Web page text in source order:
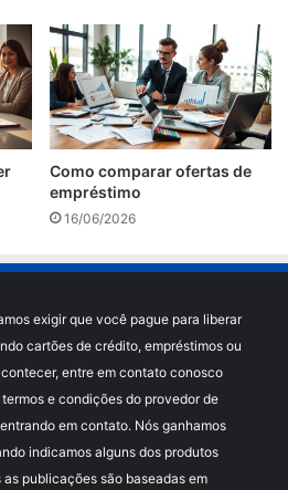
Como comparar ofertas de
empréstimo
16/06/2026
exigir que você pague para liberar
cartões de crédito, empréstimos ou
entre em contato conosco
e condições do provedor de
em contato. Nós ganhamos
indicamos alguns dos produtos
publicações são baseadas em